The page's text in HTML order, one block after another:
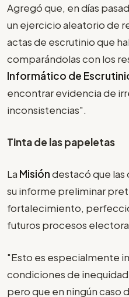
Agregó que, en días
un ejercicio aleatorio de
actas de escrutinio que
comparándolas con los
Informático de
encontrar evidencia de
inconsistencias".
Tinta de las papeletas
La Misióndestacó que las
su informe preliminar
fortalecimiento,
futuros procesos
"Esto es especialmente
condiciones de
pero que en ningún caso